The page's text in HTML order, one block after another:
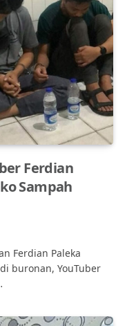
Ferdian
Sampah
Ferdian Paleka
buronan, YouTuber